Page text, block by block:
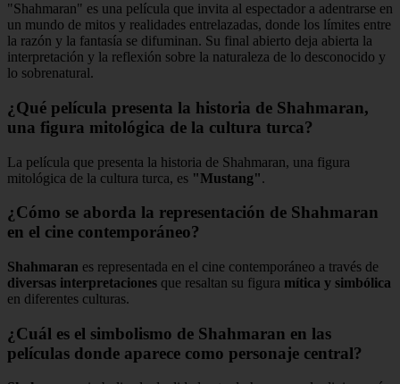
"Shahmaran" es una película que invita al espectador a adentrarse en
un mundo de mitos y realidades entrelazadas, donde los límites entre
la razón y la fantasía se difuminan. Su final abierto deja abierta la
interpretación y la reflexión sobre la naturaleza de lo desconocido y
lo sobrenatural.
¿Qué película presenta la historia de Shahmaran,
una figura mitológica de la cultura turca?
La película que presenta la historia de Shahmaran, una figura
mitológica de la cultura turca, es "Mustang".
¿Cómo se aborda la representación de Shahmaran
en el cine contemporáneo?
Shahmaran es representada en el cine contemporáneo a través de
diversas interpretaciones que resaltan su figura mítica y simbólica
en diferentes culturas.
¿Cuál es el simbolismo de Shahmaran en las
películas donde aparece como personaje central?